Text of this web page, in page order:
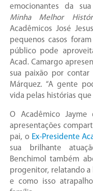
emocionantes da
Minha Melhor
Acadêmicos José
pequenos casos
público pode
Acad. Camargo
sua paixão por contar
Márquez. “A gente
vida pelas histórias que
O Acadêmico
apresentações
pai, o Ex-Presidente
sua brilhante
Benchimol também
progenitor, relatando
e como isso